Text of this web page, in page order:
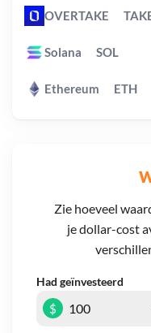
Zie hoeveel
je dollar-cost
Had geïnvesteerd
$
OVERTAKE
Solana SOL
Ethereum ETH